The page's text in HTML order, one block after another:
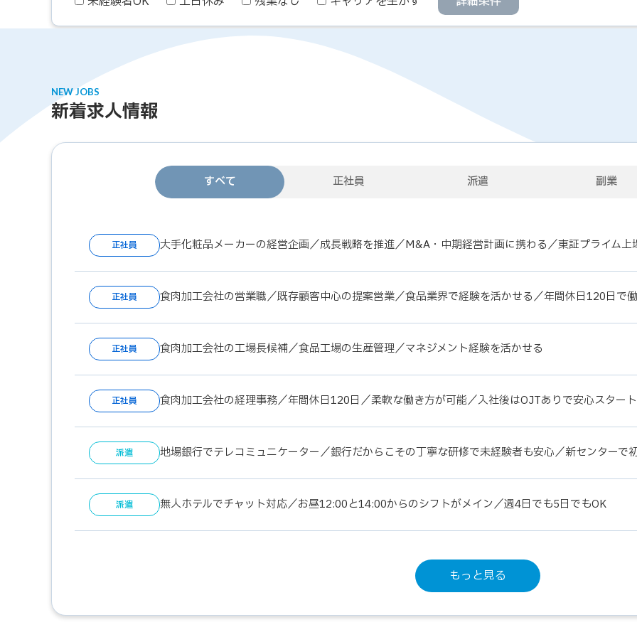
NEW JOBS
新着求人情報
すべて 正社員 派遣 副業
正社員 大手化粧品メーカーの経営企画／成長戦略を推進／M&A・中期経営計画に携わる／東証プライム上
正社員 食肉加工会社の営業職／既存顧客中心の提案営業／食品業界で経験を活かせる／年間休日120日で
正社員 食肉加工会社の工場長候補／食品工場の生産管理／マネジメント経験を活かせる
正社員 食肉加工会社の経理事務／年間休日120日／柔軟な働き方が可能／入社後はOJTありで安心スタート
派遣 地場銀行でテレコミュニケーター／銀行だからこその丁寧な研修で未経験者も安心／新センターで
派遣 無人ホテルでチャット対応／お昼12:00と14:00からのシフトがメイン／週4日でも5日でもOK
もっと見る